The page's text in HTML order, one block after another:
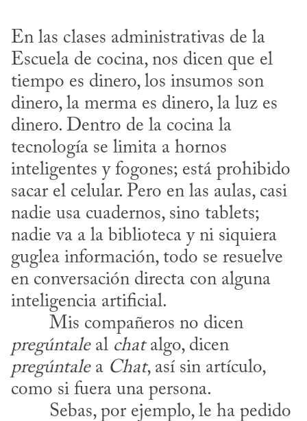
En las clases administrativas de la
Escuela de cocina, nos dicen que el
tiempo es dinero, los insumos son
dinero, la merma es dinero, la luz es
dinero. Dentro de la cocina la
tecnología se limita a hornos
inteligentes y fogones; está prohibido
sacar el celular. Pero en las aulas, casi
nadie usa cuadernos, sino tablets;
nadie va a la biblioteca y ni siquiera
guglea información, todo se resuelve
en conversación directa con alguna
inteligencia artificial.
pregúntale al chat
pregúntale a Chat, así sin artículo,
como si fuera una persona.